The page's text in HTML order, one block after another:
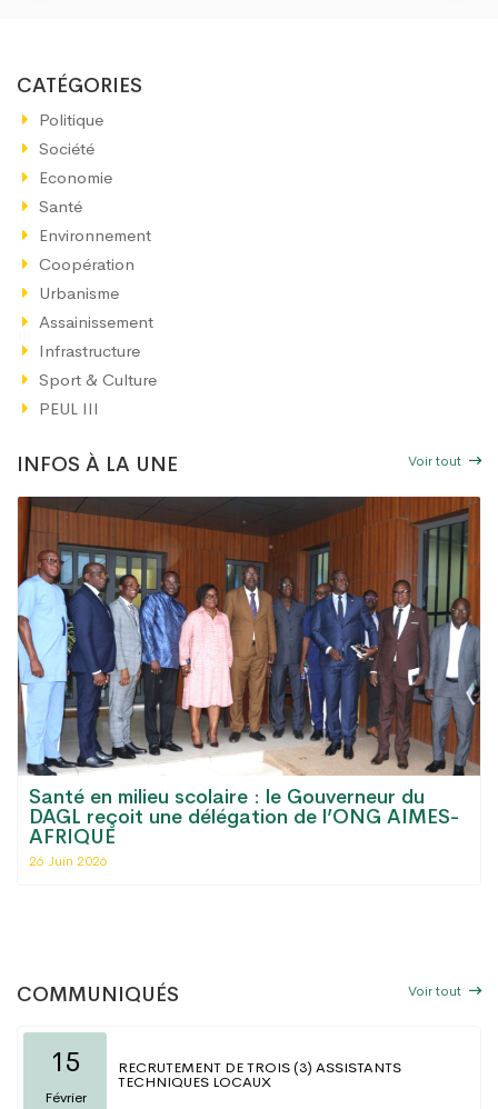
CATÉGORIES
Politique
Société
Economie
Santé
Environnement
Coopération
Urbanisme
Assainissement
Infrastructure
Sport & Culture
PEUL III
INFOS À LA UNE Voir tout
Santé en milieu scolaire : le Gouverneur du
DAGL reçoit une délégation de l’ONG AIMES-
AFRIQUE
26 Juin 2026
COMMUNIQUÉS Voir tout
15
Février
RECRUTEMENT DE TROIS (3) ASSISTANTS
TECHNIQUES LOCAUX